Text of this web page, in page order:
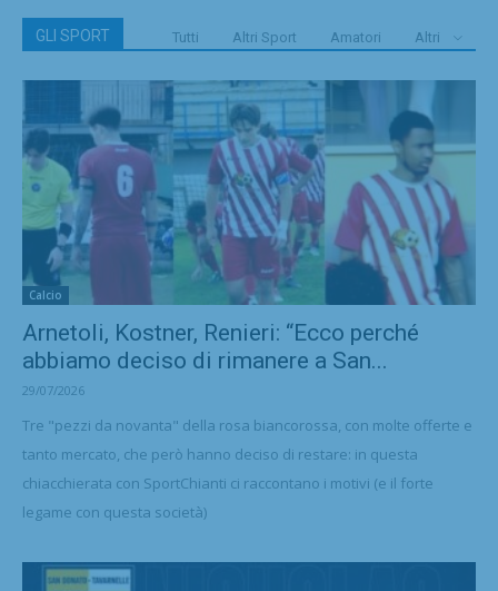
GLI SPORT Tutti Altri Sport Amatori Altri
Calcio
Arnetoli, Kostner, Renieri: “Ecco perché
abbiamo deciso di rimanere a San...
29/07/2026
Tre "pezzi da novanta" della rosa biancorossa, con molte offerte e
tanto mercato, che però hanno deciso di restare: in questa
chiacchierata con SportChianti ci raccontano i motivi (e il forte
legame con questa società)